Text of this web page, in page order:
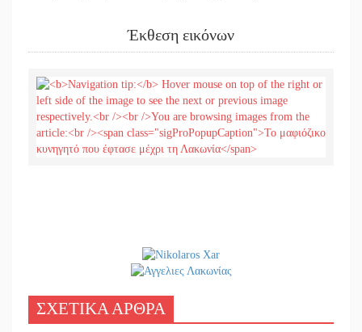
Έκθεση εικόνων
ΣΧΕΤΙΚΑ ΑΡΘΡΑ